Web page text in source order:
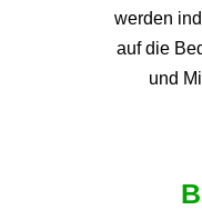
werden
auf die
und